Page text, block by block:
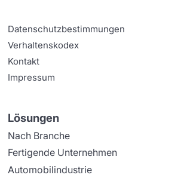
Datenschutzbestimmungen
Verhaltenskodex
Kontakt
Impressum
Lösungen
Nach Branche
Fertigende Unternehmen
Automobilindustrie